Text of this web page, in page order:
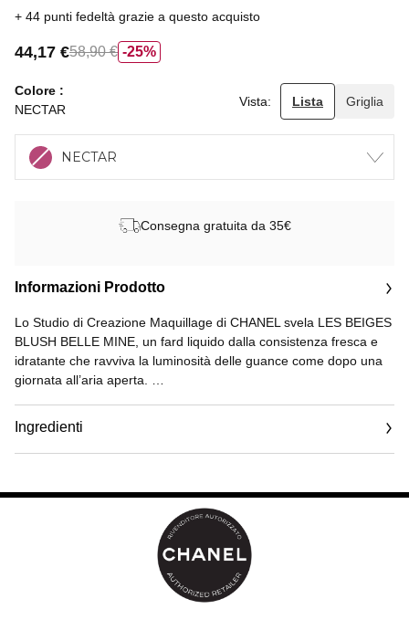
44 punti fedeltà grazie a questo acquisto
25%
44,17 €58,90 €
Colore
NECTAR
Vista: Lista Griglia
NECTAR
Consegna gratuita da 35€
Informazioni Prodotto
Lo Studio di Creazione Maquillage di CHANEL svela LES BEIGES
BLUSH BELLE MINE, un fard liquido dalla consistenza fresca e
idratante che ravviva la luminosità delle guance come dopo una
giornata all’aria aperta.
Il fard è disponibile in due nuance golose e naturali per un effetto
radioso immediato, perfetto per ogni incarnato. La pelle è
sublimata e più idratata del 64%*. Edizione limitata.
* Test strumentale (con corneometro) effettuato su un campione
di 21 donne, 30 minuti dopo l’applicazione.
Ingredienti